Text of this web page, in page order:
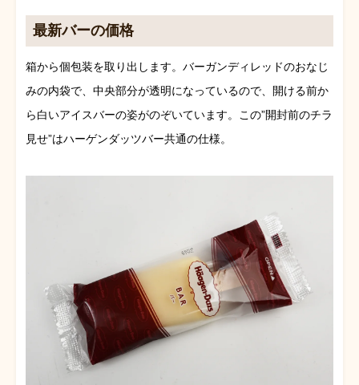
最新バーの価格
箱から個包装を取り出します。バーガンディレッドのおなじ
みの内袋で、中央部分が透明になっているので、開ける前か
ら白いアイスバーの姿がのぞいています。この”開封前のチラ
見せ”はハーゲンダッツバー共通の仕様。